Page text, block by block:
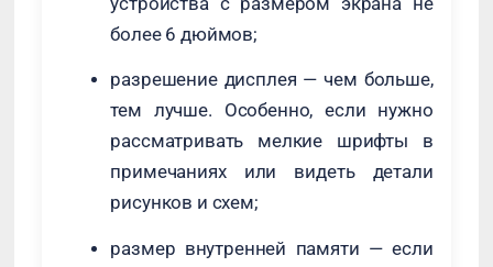
более 6 дюймов;
разрешение дисплея — чем больше,
тем лучше. Особенно, если нужно
рассматривать мелкие шрифты в
примечаниях или видеть детали
рисунков и схем;
размер внутренней памяти — если